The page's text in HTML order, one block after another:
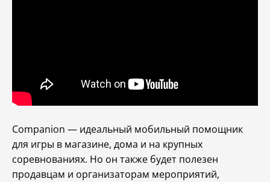
Companion — идеальный мобильный помощник
для игры в магазине, дома и на крупных
соревнованиях. Но он также будет полезен
продавцам и организаторам мероприятий,